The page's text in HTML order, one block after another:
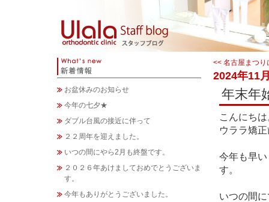
お盆休みのお知らせ
今年の七夕★
ダブル台風の接近に伴って
２２周年を迎えました。
いつの間にやら2月も終盤です。
２０２６年あけましておめでとうございま
す。
今年もありがとうございました。
<< 名古屋まつり
2024年11
年末年
こんにち
ウララ矯
今年も早
す。
いつの間